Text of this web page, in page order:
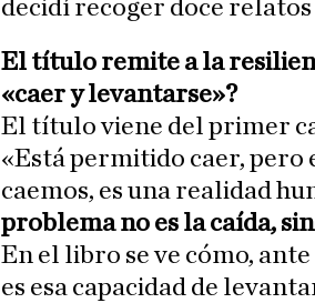
decidí recoger doce
El título remite a la
«caer y levantarse»?
El título viene del primer
«Está permitido caer, pero
caemos, es una realidad
problema no es la caída,
En el libro se ve cómo,
es esa capacidad de